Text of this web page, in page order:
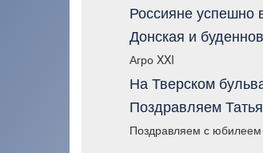
Россияне успешно
Донская и
Агро XXI
На Тверском
Поздравляем
Поздравляем с